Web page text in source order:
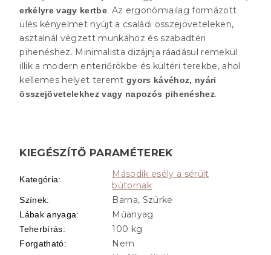
erkélyre vagy kertbe. Az ergonómiailag formázott
ülés kényelmet nyújt a családi összejöveteleken,
asztalnál végzett munkához és szabadtéri
pihenéshez. Minimalista dizájnja ráadásul remekül
illik a modern enteriőrökbe és kültéri terekbe, ahol
kellemes helyet teremt gyors kávéhoz, nyári
összejövetelekhez vagy napozós pihenéshez.
KIEGÉSZÍTŐ PARAMÉTEREK
Kategória:
Második esély a sérült
bútornak
Színek: Barna, Szürke
Lábak anyaga: Műanyag
Teherbírás: 100 kg
Forgatható: Nem